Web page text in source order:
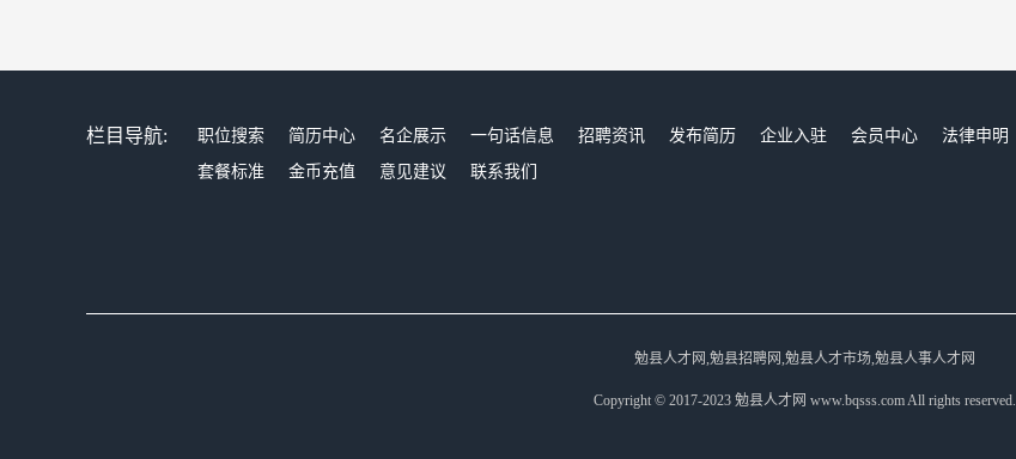
栏目导航: 职位搜索 简历中心 名企展示 一句话信息 招聘资讯 发布简历 企业入驻 会员中心
法律申明
套餐标准
金币充值 意见建议 联系我们
勉县人才网,勉县招聘网,勉县人才市场,勉县人事人才网
Copyright © 2017-2023 勉县人才网 www.bqsss.com All rights reserved.